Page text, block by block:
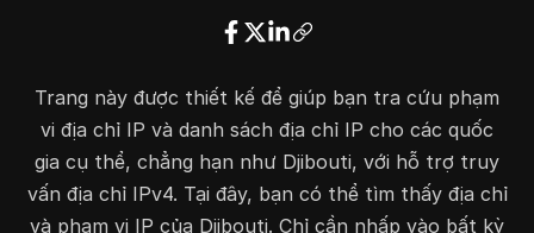
Trang này được thiết kế để giúp bạn tra cứu phạm
vi địa chỉ IP và danh sách địa chỉ IP cho các quốc
gia cụ thể, chẳng hạn như Djibouti, với hỗ trợ truy
vấn địa chỉ IPv4. Tại đây, bạn có thể tìm thấy địa chỉ
và phạm vi IP của Djibouti. Chỉ cần nhấp vào bất kỳ